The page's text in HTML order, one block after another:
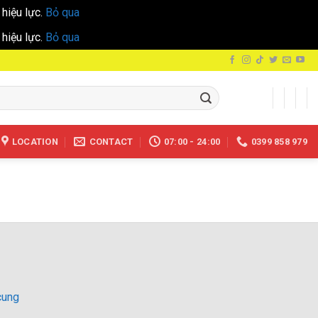
lực. Bỏ qua
lực. Bỏ qua
LOCATION CONTACT 07:00 - 24:00 0399 858 979